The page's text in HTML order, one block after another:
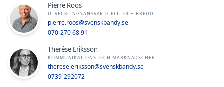
Pierre Roos
UTVECKLINGSANSVARIG ELIT OCH BREDD
pierre.roos@svenskbandy.se
070-270 68 91
Therése Eriksson
KOMMUNIKATIONS- OCH MARKNADSCHEF
therese.eriksson@svenskbandy.se
0739-292072